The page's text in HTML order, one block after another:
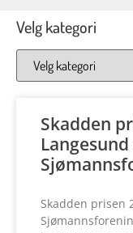
Velg kategori
Skadden
Skadden prisen